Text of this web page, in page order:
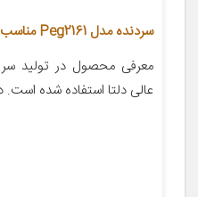
سردنده مدل Peg2161 مناسب برای پژو 206 صندوقدار
معرفی محصول در تولید
عالی دلتا استفاده شده